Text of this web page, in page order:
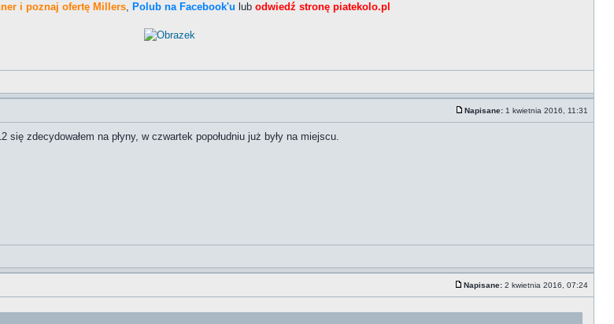
i poznaj ofertę Millers, Polub na Facebook'u lub odwiedź stronę piatekolo.pl
Napisane: 1 kwietnia 2016, 11:31
zdecydowałem na płyny, w czwartek popołudniu już były na miejscu.
Napisane: 2 kwietnia 2016, 07:24